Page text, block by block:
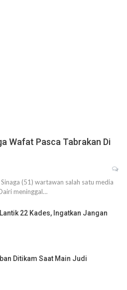
Wafat Pasca Tabrakan Di
(51) wartawan salah satu media
meninggal…
22 Kades, Ingatkan Jangan
Ditikam Saat Main Judi